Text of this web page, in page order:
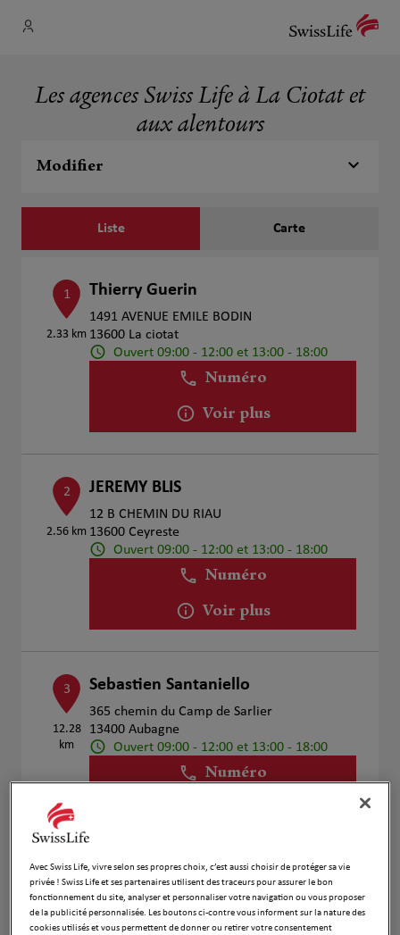
Les agences Swiss Life à La Ciotat et
aux alentours
Modifier
Liste Carte
1
2.33 km
Thierry Guerin
1491 AVENUE EMILE BODIN
13600 La ciotat
Ouvert 09:00 - 12:00 et 13:00 - 18:00
Numéro
Voir plus
2
2.56 km
JEREMY BLIS
12 B CHEMIN DU RIAU
13600 Ceyreste
Ouvert 09:00 - 12:00 et 13:00 - 18:00
Numéro
Voir plus
3
12.28
km
Sebastien Santaniello
365 chemin du Camp de Sarlier
13400 Aubagne
Ouvert 09:00 - 12:00 et 13:00 - 18:00
Numéro
4
12.3 km
LOURIAGHLI Z & F
13400 Aubagne
Ouvert 09:00 - 18:00
Avec Swiss Life, vivre selon ses propres choix, c’est aussi choisir de protéger sa vie
privée ! Swiss Life et ses partenaires utilisent des traceurs pour assurer le bon
fonctionnement du site, analyser et personnaliser votre navigation ou vous proposer
de la publicité personnalisée. Les boutons ci-contre vous informent sur la nature des
cookies utilisés et vous permettent de donner ou retirer votre consentement